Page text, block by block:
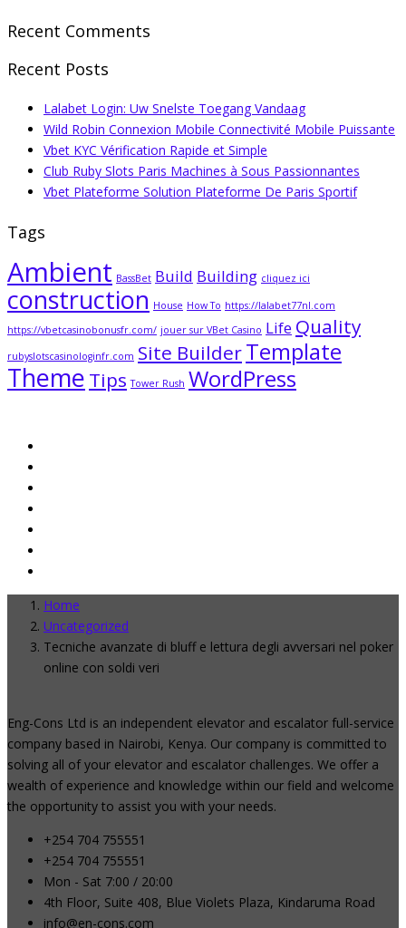
Recent Comments
Recent Posts
Lalabet Login: Uw Snelste Toegang Vandaag
Wild Robin Connexion Mobile Connectivité Mobile Puissante
Vbet KYC Vérification Rapide et Simple
Club Ruby Slots Paris Machines à Sous Passionnantes
Vbet Plateforme Solution Plateforme De Paris Sportif
Tags
Ambient BassBet Build Building cliquez ici
construction House How To https://lalabet77nl.com
https://vbetcasinobonusfr.com/ jouer sur VBet Casino Life Quality
rubyslotscasinologinfr.com Site BuilderTemplate
Theme Tips Tower Rush WordPress
Home
Uncategorized
Tecniche avanzate di bluff e lettura degli avversari nel poker
online con soldi veri
Eng-Cons Ltd is an independent elevator and escalator full-service
company based in Nairobi, Kenya. Our company is committed to
solving all of your elevator and escalator challenges. We offer a
wealth of experience and knowledge within our field and welcome
the opportunity to assist you with your needs.
+254 704 755551
+254 704 755551
Mon - Sat 7:00 / 20:00
4th Floor, Suite 408, Blue Violets Plaza, Kindaruma Road
info@en-cons.com